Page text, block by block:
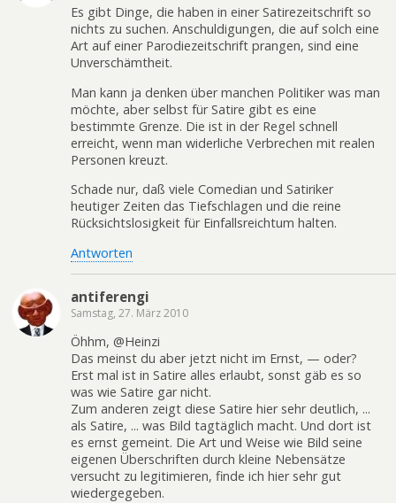
Es gibt Dinge, die haben in einer Satirezeitschrift so
nichts zu suchen. Anschuldigungen, die auf solch eine
Art auf einer Parodiezeitschrift prangen, sind eine
Unverschämtheit.
Man kann ja denken über manchen Politiker was man
möchte, aber selbst für Satire gibt es eine
bestimmte Grenze. Die ist in der Regel schnell
erreicht, wenn man widerliche Verbrechen mit realen
Personen kreuzt.
Schade nur, daß viele Comedian und Satiriker
heutiger Zeiten das Tiefschlagen und die reine
Rücksichtslosigkeit für Einfallsreichtum halten.
Antworten
antiferengi
Samstag, 27. März 2010
Öhhm, @Heinzi
Das meinst du aber jetzt nicht im Ernst, — oder?
Erst mal ist in Satire alles erlaubt, sonst gäb es so
was wie Satire gar nicht.
Zum anderen zeigt diese Satire hier sehr deutlich, ...
als Satire, ... was Bild tagtäglich macht. Und dort ist
es ernst gemeint. Die Art und Weise wie Bild seine
eigenen Überschriften durch kleine Nebensätze
versucht zu legitimieren, finde ich hier sehr gut
wiedergegeben.